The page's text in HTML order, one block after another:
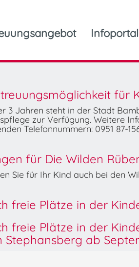
Infoportal
für
3 Jahren steht in der Stadt
zur Verfügung. Weitere
Telefonnummern: 0951 87-
für Die Wilden
Sie für Ihr Kind auch bei den
freie Plätze in der
freie Plätze in der
Stephansberg ab